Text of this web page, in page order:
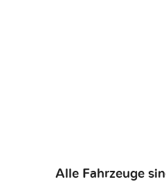
Alle Fahrzeuge